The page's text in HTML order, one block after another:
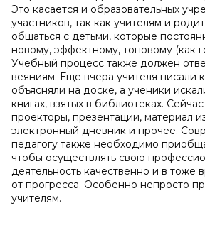
Это касается и образовательных
участников, так как учителям и
общаться с детьми, которые
новому, эффектному, топовому (как
Учебный процесс также должен
веяниям. Еще вчера учителя писали
объясняли на доске, а ученики
книгах, взятых в библиотеках.
проекторы, презентации, материал
электронный дневник и прочее.
педагогу также необходимо
чтобы осуществлять свою
деятельность качественно и в тоже
от прогресса. Особенно непросто
учителям.